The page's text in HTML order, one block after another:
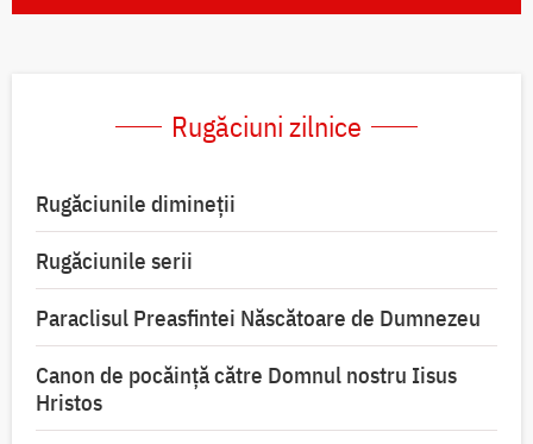
Rugăciuni zilnice
Rugăciunile dimineții
Rugăciunile serii
Paraclisul Preasfintei Născătoare de Dumnezeu
Canon de pocăință către Domnul nostru Iisus
Hristos